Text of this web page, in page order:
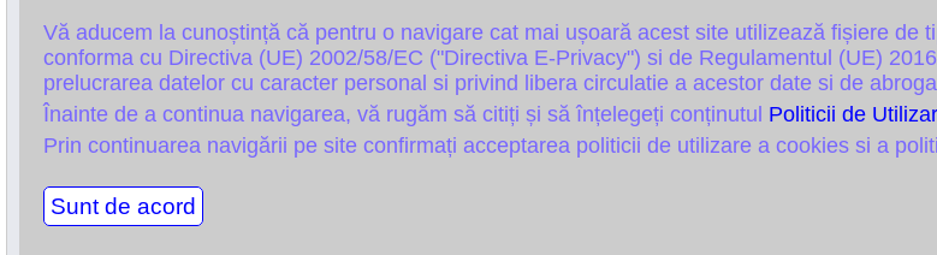
Vă aducem la cunoștință că pentru o navigare cat mai ușoară acest site utilizează fișiere
conforma cu Directiva (UE) 2002/58/EC ("Directiva E-Privacy") si de Regulamentul (UE)
prelucrarea datelor cu caracter personal si privind libera circulatie a acestor date si de
Înainte de a continua navigarea, vă rugăm să citiți și să înțelegeți conținutul Politicii de
Prin continuarea navigării pe site confirmați acceptarea politicii de utilizare a cookies si a
Sunt de acord
https://www.comuna-romanesti.ro
https://www.primariasinesti.ro
https://www.comunatutora.ro
https://www.primariavinderei.ro
https://www.scoalamircesti.ro
https://www.scoala-prisacani.ro
https://www.primariavoinesti-iasi.ro/
https://www.primariavladeniiasi.ro/